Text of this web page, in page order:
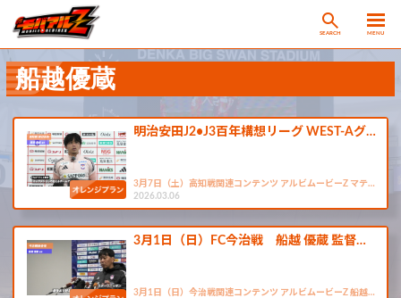
SEARCH MENU
船越優蔵
明治安田J2•J3百年構想リーグ WEST-Aグ…
3月7日（土）高知戦関連コンテンツ アルビムービーZ マテ…
2026.03.06
3月1日（日）FC今治戦 船越 優蔵 監督…
3月1日（日）今治戦関連コンテンツ アルビムービーZ 船越…